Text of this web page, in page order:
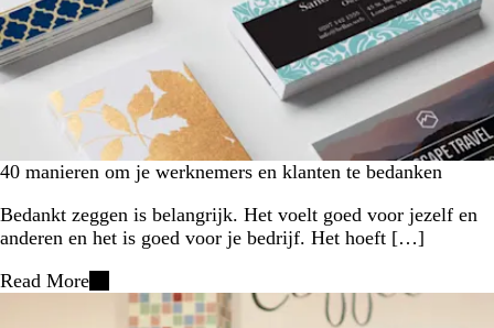
40 manieren om je werknemers en klanten te bedanken
Bedankt zeggen is belangrijk. Het voelt goed voor jezelf en
anderen en het is goed voor je bedrijf. Het hoeft […]
Read More